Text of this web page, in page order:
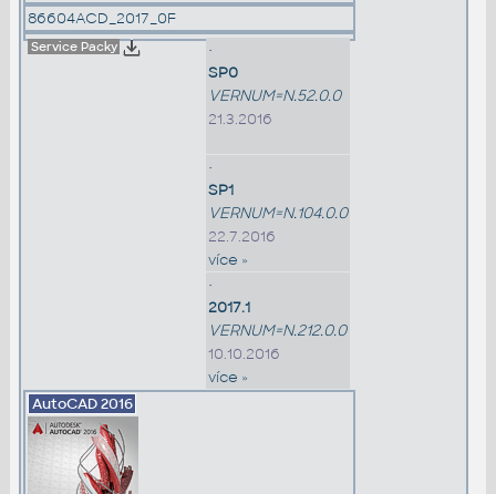
86604ACD_2017_0F
Service Packy
•
SP0
VERNUM=N.52.0.0
21.3.2016
•
SP1
VERNUM=N.104.0.0
22.7.2016
více »
•
2017.1
VERNUM=N.212.0.0
10.10.2016
více »
AutoCAD2016